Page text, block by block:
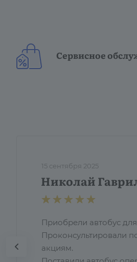
Сервисное
15 сентября 2025
Николай
Приобрели автобус
Проконсультировали
акциям.